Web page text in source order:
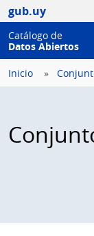
gub.uy
Catálogo de
Datos Abiertos
Inicio